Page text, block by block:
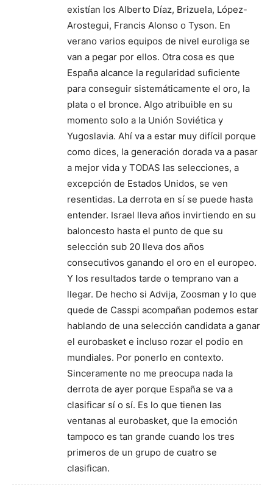
existían los Alberto Díaz, Brizuela, López-
Arostegui, Francis Alonso o Tyson. En
verano varios equipos de nivel euroliga se
van a pegar por ellos. Otra cosa es que
España alcance la regularidad suficiente
para conseguir sistemáticamente el oro, la
plata o el bronce. Algo atribuible en su
momento solo a la Unión Soviética y
Yugoslavia. Ahí va a estar muy difícil porque
como dices, la generación dorada va a pasar
a mejor vida y TODAS las selecciones, a
excepción de Estados Unidos, se ven
resentidas. La derrota en sí se puede hasta
entender. Israel lleva años invirtiendo en su
baloncesto hasta el punto de que su
selección sub 20 lleva dos años
consecutivos ganando el oro en el europeo.
Y los resultados tarde o temprano van a
llegar. De hecho si Advija, Zoosman y lo que
quede de Casspi acompañan podemos estar
hablando de una selección candidata a ganar
el eurobasket e incluso rozar el podio en
mundiales. Por ponerlo en contexto.
Sinceramente no me preocupa nada la
derrota de ayer porque España se va a
clasificar sí o sí. Es lo que tienen las
ventanas al eurobasket, que la emoción
tampoco es tan grande cuando los tres
primeros de un grupo de cuatro se
clasifican.